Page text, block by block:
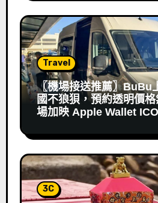
Travel
〖機場接送推薦〗BuBu
國不狼狽，預約透明價
場加映 Apple Wallet
3C